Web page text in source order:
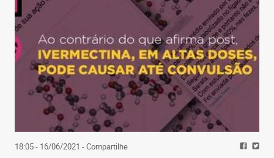
18:05 - 16/06/2021 - Compartilhe